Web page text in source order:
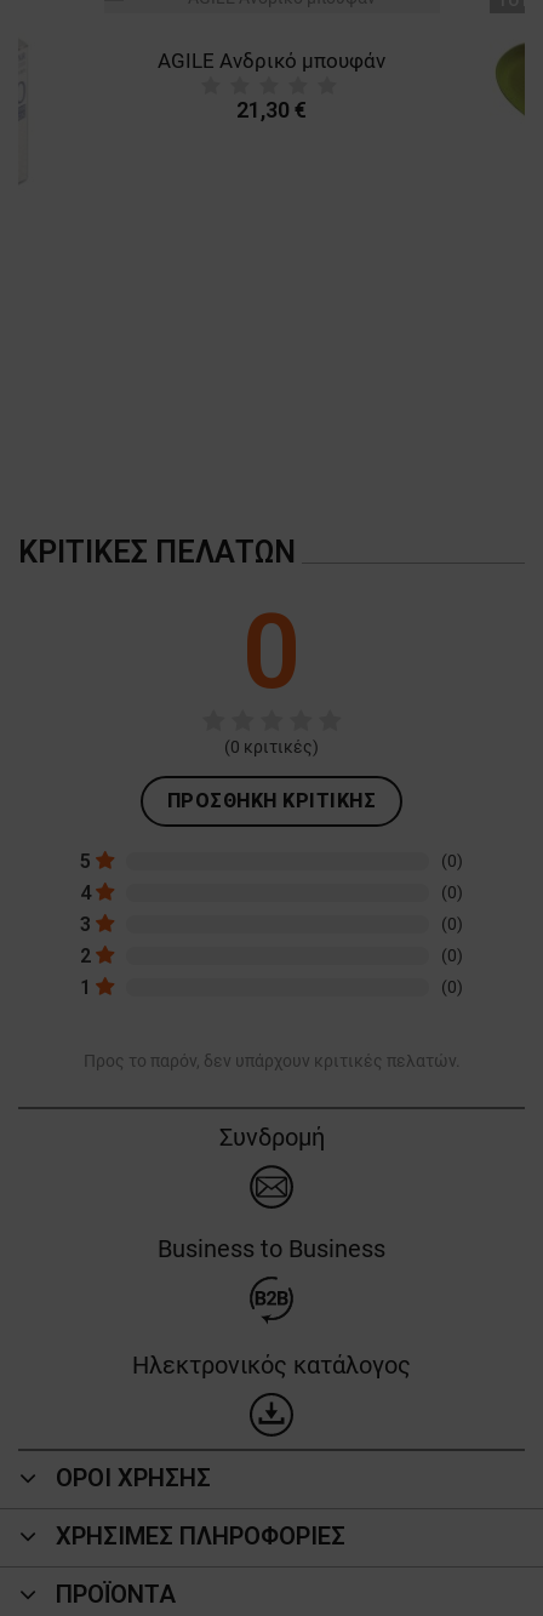
AGILE Ανδρικό μπουφάν
21,30 €
ΚΡΙΤΙΚΈΣ ΠΕΛΑΤΏΝ
0
(0 κριτικές)
ΠΡΟΣΘΉΚΗ ΚΡΙΤΙΚΉΣ
5 (0)
4 (0)
3 (0)
2 (0)
1 (0)
Προς το παρόν, δεν υπάρχουν κριτικές πελατών.
Συνδρομή
Business to Business
Ηλεκτρονικός κατάλογος
ΟΡΟΙ ΧΡΗΣΗΣ
ΧΡΗΣΙΜΕΣ ΠΛΗΡΟΦΟΡΙΕΣ
ΠΡΟΪΌΝΤΑ